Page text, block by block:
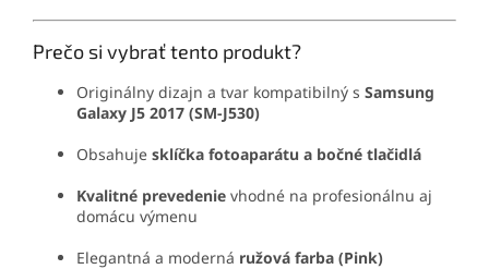
Prečo si vybrať tento produkt?
Originálny dizajn a tvar kompatibilný s Samsung
Galaxy J5 2017 (SM-J530)
Obsahuje sklíčka fotoaparátu a bočné tlačidlá
Kvalitné prevedenie vhodné na profesionálnu aj
domácu výmenu
Elegantná a moderná ružová farba (Pink)